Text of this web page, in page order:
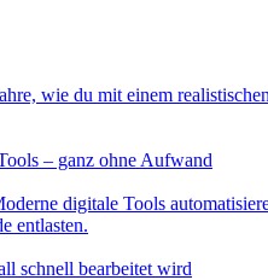
wie du mit einem
– ganz ohne Aufwand
digitale Tools
entlasten.
schnell bearbeitet wird